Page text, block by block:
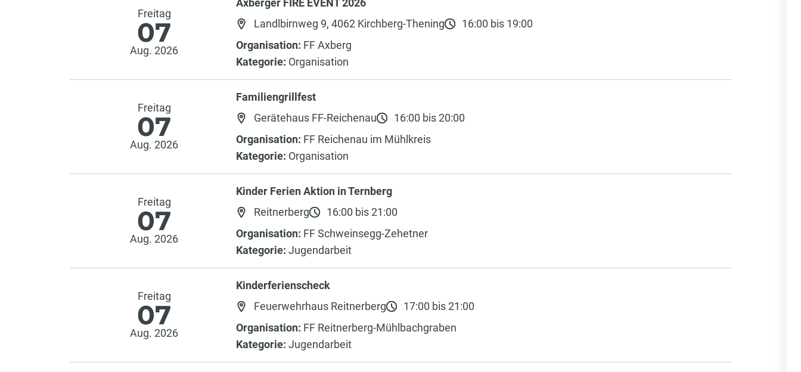
Freitag
07
Aug. 2026
Axberger FIRE EVENT 2026
Landlbirnweg 9, 4062 Kirchberg-Thening
16:00 bis 19:00
Organisation: FF Axberg
Kategorie: Organisation
Freitag
07
Aug. 2026
Familiengrillfest
Gerätehaus FF-Reichenau
16:00 bis 20:00
Organisation: FF Reichenau im Mühlkreis
Kategorie: Organisation
Freitag
07
Aug. 2026
Kinder Ferien Aktion in Ternberg
Reitnerberg
16:00 bis 21:00
Organisation: FF Schweinsegg-Zehetner
Kategorie: Jugendarbeit
Freitag
07
Aug. 2026
Kinderferienscheck
Feuerwehrhaus Reitnerberg
17:00 bis 21:00
Organisation: FF Reitnerberg-Mühlbachgraben
Kategorie: Jugendarbeit